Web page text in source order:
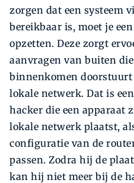
zorgen dat een systeem
bereikbaar is, moet je
opzetten. Deze zorgt
aanvragen van buiten
binnenkomen doorstuurt
lokale netwerk. Dat is
hacker die een apparaat
lokale netwerk plaatst,
configuratie van de
passen. Zodra hij de
kan hij niet meer bij de